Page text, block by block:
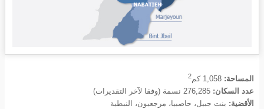
المساحة: 1,058 كم 2
عدد السكان: 276,285 نسمة (وفقا لآخر التقديرات)
الأقضية: بنت جبيل، حاصبيا، مرجعيون، النبطية